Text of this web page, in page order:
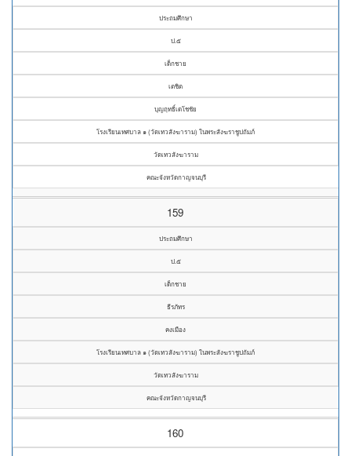
ประถมศึกษา
ป.๕
เด็กชาย
เตชิต
บุญฤทธิ์เดโชชัย
โรงเรียนเทศบาล ๑ (วัดเทวสังฆาราม) ในพระสังฆราชูปถัมภ์
วัดเทวสังฆาราม
คณะจังหวัดกาญจนบุรี
159
ประถมศึกษา
ป.๕
เด็กชาย
ธีรภัทร
คงเมือง
โรงเรียนเทศบาล ๑ (วัดเทวสังฆาราม) ในพระสังฆราชูปถัมภ์
วัดเทวสังฆาราม
คณะจังหวัดกาญจนบุรี
160